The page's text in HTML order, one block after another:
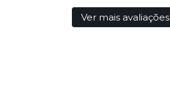
Ver mais avaliações